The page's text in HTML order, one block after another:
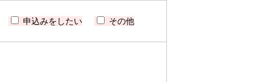
申込みをしたい その他